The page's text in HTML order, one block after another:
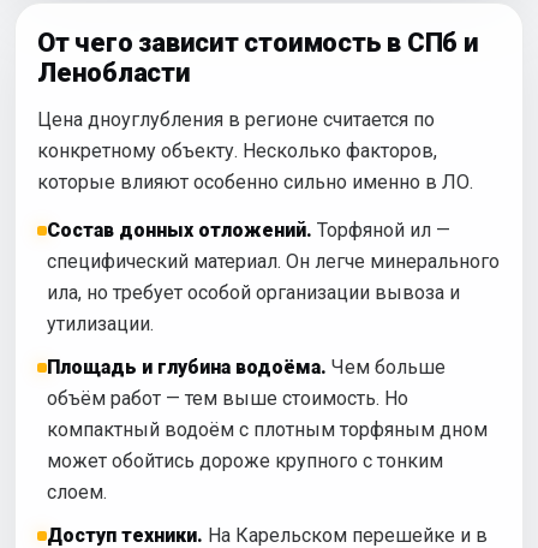
От чего зависит стоимость в СПб и
Ленобласти
Цена дноуглубления в регионе считается по
конкретному объекту. Несколько факторов,
которые влияют особенно сильно именно в ЛО.
Состав донных отложений. Торфяной ил —
специфический материал. Он легче минерального
ила, но требует особой организации вывоза и
утилизации.
Площадь и глубина водоёма. Чем больше
объём работ — тем выше стоимость. Но
компактный водоём с плотным торфяным дном
может обойтись дороже крупного с тонким
слоем.
Доступ техники. На Карельском перешейке и в